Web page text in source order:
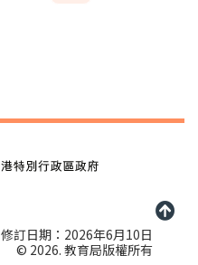
修訂日期：2026年6月10日
© 2026. 教育局版權所有